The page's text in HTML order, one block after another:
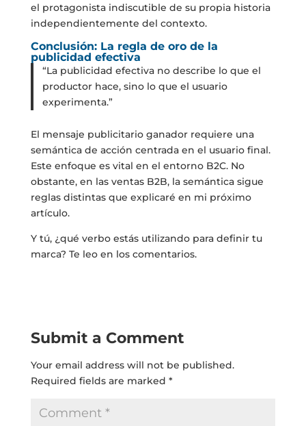
el protagonista indiscutible de su propia historia
independientemente del contexto.
Conclusión: La regla de oro de la
publicidad efectiva
“La publicidad efectiva no describe lo que el
productor hace, sino lo que el usuario
experimenta.”
El mensaje publicitario ganador requiere una
semántica de acción centrada en el usuario final.
Este enfoque es vital en el entorno B2C. No
obstante, en las ventas B2B, la semántica sigue
reglas distintas que explicaré en mi próximo
artículo.
Y tú, ¿qué verbo estás utilizando para definir tu
marca? Te leo en los comentarios.
Submit a Comment
Your email address will not be published.
Required fields are marked *